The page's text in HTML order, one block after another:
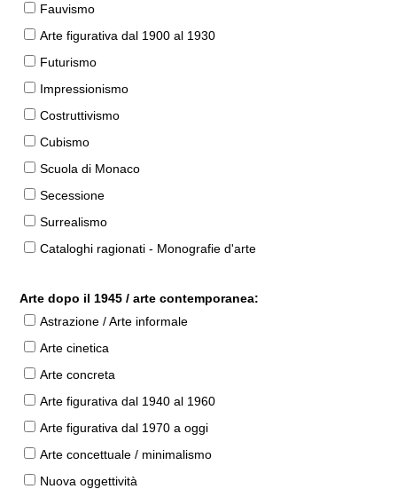
Fauvismo
Arte figurativa dal 1900 al 1930
Futurismo
Impressionismo
Costruttivismo
Cubismo
Scuola di Monaco
Secessione
Surrealismo
Cataloghi ragionati - Monografie d'arte
Arte dopo il 1945 / arte contemporanea:
Astrazione / Arte informale
Arte cinetica
Arte concreta
Arte figurativa dal 1940 al 1960
Arte figurativa dal 1970 a oggi
Arte concettuale / minimalismo
Nuova oggettività